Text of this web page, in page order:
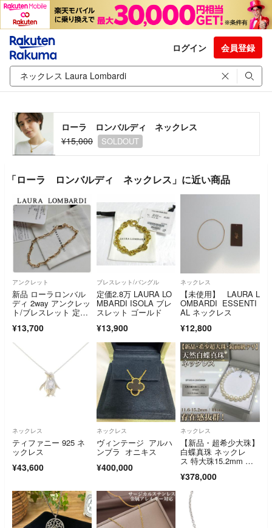
ログイン 会員登録
ローラ ロンバルディ ネックレス
¥15,000
SOLDOUT
「ローラ ロンバルディ ネックレス」に近い商品
アンクレット
新品 ローラロンバル
ディ 2way アンクレッ
ト/ブレスレット 定価
¥13,700
ブレスレット/バングル
定価2.8万 LAURA LO
MBARDI ISOLA ブレ
スレット ゴールド
¥13,900
ネックレス
【未使用】 LAURA L
OMBARDI ESSENTI
AL ネックレス
¥12,800
ネックレス
ティファニー 925 ネ
ックレス
¥43,600
ネックレス
ヴィンテージ アルハ
ンブラ オニキス
¥400,000
ネックレス
【新品・超希少大珠】
白蝶真珠 ネックレ
ス 特大珠15.2mm テ
調色 南洋白蝶真珠 本
真珠
¥378,000